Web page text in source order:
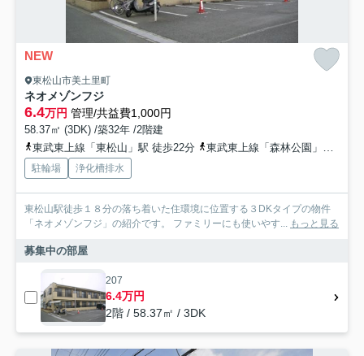
NEW
東松山市美土里町
ネオメゾンフジ
6.4万円 管理/共益費1,000円
58.37㎡ (3DK) /築32年 /2階建
東武東上線「東松山」駅 徒歩22分
東武東上線「森林公園」駅 徒歩25分
駐輪場 浄化槽排水
東松山駅徒歩１８分の落ち着いた住環境に位置する３DKタイプの物件
「ネオメゾンフジ」の紹介です。 ファミリーにも使いやす... もっと見る
募集中の部屋
207
6.4万円
2階 / 58.37㎡ / 3DK